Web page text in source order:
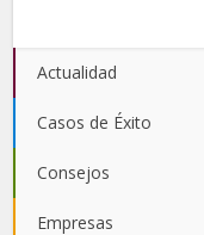
Actualidad
Casos de Éxito
Consejos
Empresas